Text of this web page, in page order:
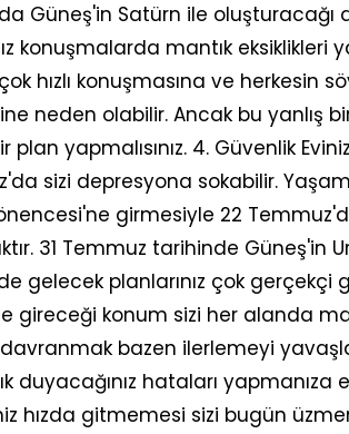
Güneş'in Satürn ile oluşturacağı
konuşmalarda mantık eksiklikleri
hızlı konuşmasına ve herkesin
neden olabilir. Ancak bu yanlış
plan yapmalısınız. 4. Güvenlik
sizi depresyona sokabilir.
girmesiyle 22
31 Temmuz tarihinde Güneş'in
gelecek planlarınız çok gerçekçi
gireceği konum sizi her alanda
davranmak bazen ilerlemeyi
duyacağınız hataları yapmanıza
hızda gitmemesi sizi bugün